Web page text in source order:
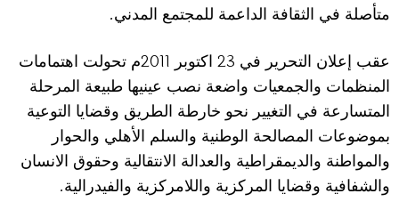
متأصلة في الثقافة الداعمة للمجتمع المدني.
عقب إعلان التحرير في 23 اكتوبر 2011م تحولت اهتمامات
المنظمات والجمعيات واضعة نصب عينيها طبيعة المرحلة
المتسارعة في التغيير نحو خارطة الطريق وقضايا التوعية
بموضوعات المصالحة الوطنية والسلم الأهلي والحوار
والمواطنة والديمقراطية والعدالة الانتقالية وحقوق الانسان
والشفافية وقضايا المركزية واللامركزية والفيدرالية.